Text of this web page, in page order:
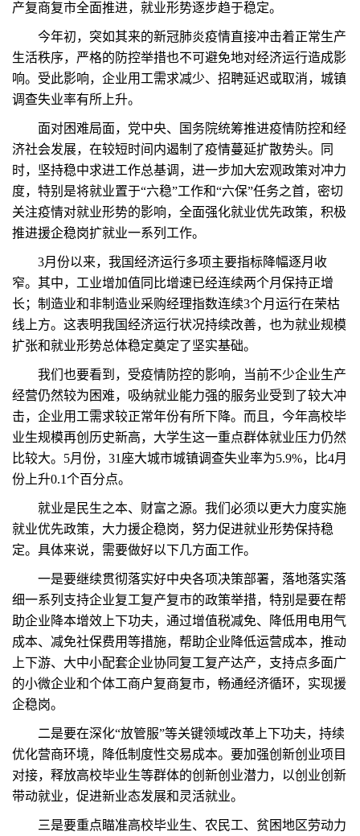
产复商复市全面推进，就业形势逐步趋于稳定。
今年初，突如其来的新冠肺炎疫情直接冲击着正常生产
生活秩序，严格的防控举措也不可避免地对经济运行造成影
响。受此影响，企业用工需求减少、招聘延迟或取消，城镇
调查失业率有所上升。
面对困难局面，党中央、国务院统筹推进疫情防控和经
济社会发展，在较短时间内遏制了疫情蔓延扩散势头。同
时，坚持稳中求进工作总基调，进一步加大宏观政策对冲力
度，特别是将就业置于“六稳”工作和“六保”任务之首，密切
关注疫情对就业形势的影响，全面强化就业优先政策，积极
推进援企稳岗扩就业一系列工作。
3月份以来，我国经济运行多项主要指标降幅逐月收
窄。其中，工业增加值同比增速已经连续两个月保持正增
长；制造业和非制造业采购经理指数连续3个月运行在荣枯
线上方。这表明我国经济运行状况持续改善，也为就业规模
扩张和就业形势总体稳定奠定了坚实基础。
我们也要看到，受疫情防控的影响，当前不少企业生产
经营仍然较为困难，吸纳就业能力强的服务业受到了较大冲
击，企业用工需求较正常年份有所下降。而且，今年高校毕
业生规模再创历史新高，大学生这一重点群体就业压力仍然
比较大。5月份，31座大城市城镇调查失业率为5.9%，比4月
份上升0.1个百分点。
就业是民生之本、财富之源。我们必须以更大力度实施
就业优先政策，大力援企稳岗，努力促进就业形势保持稳
定。具体来说，需要做好以下几方面工作。
一是要继续贯彻落实好中央各项决策部署，落地落实落
细一系列支持企业复工复产复市的政策举措，特别是要在帮
助企业降本增效上下功夫，通过增值税减免、降低用电用气
成本、减免社保费用等措施，帮助企业降低运营成本，推动
上下游、大中小配套企业协同复工复产达产，支持点多面广
的小微企业和个体工商户复商复市，畅通经济循环，实现援
企稳岗。
二是要在深化“放管服”等关键领域改革上下功夫，持续
优化营商环境，降低制度性交易成本。要加强创新创业项目
对接，释放高校毕业生等群体的创新创业潜力，以创业创新
带动就业，促进新业态发展和灵活就业。
三是要重点瞄准高校毕业生、农民工、贫困地区劳动力